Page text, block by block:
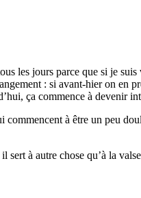
les jours parce que si je suis
: si avant-hier on en
ça commence à devenir
commencent à être un peu
à autre chose qu’à la